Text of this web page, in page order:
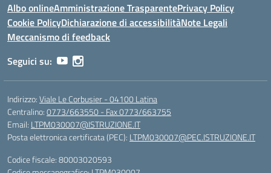
Albo onlineAmministrazione TrasparentePrivacy Policy
Cookie PolicyDichiarazione di accessibilitàNote Legali
Meccanismo di feedback
Seguici su:
Indirizzo:Viale Le Corbusier - 04100 Latina
Centralino:0773/663550 - Fax 0773/663755
Email: LTPM030007@ISTRUZIONE.IT
Posta elettronica certificata (PEC): LTPM030007@PEC.ISTRUZIONE.IT
Codice fiscale: 80003020593